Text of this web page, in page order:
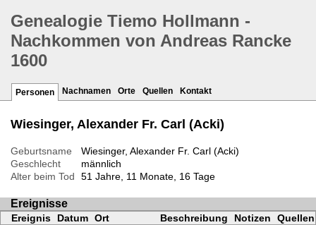
Genealogie Tiemo Hollmann -
Nachkommen von Andreas Rancke
1600
Personen Nachnamen Orte Quellen Kontakt
Wiesinger, Alexander Fr. Carl (Acki)
Geburtsname
Wiesinger, Alexander Fr. Carl (Acki)
Geschlecht
männlich
Alter beim Tod
51 Jahre, 11 Monate, 16 Tage
Ereignisse
Ereignis Datum Ort Beschreibung Notizen
Quellen